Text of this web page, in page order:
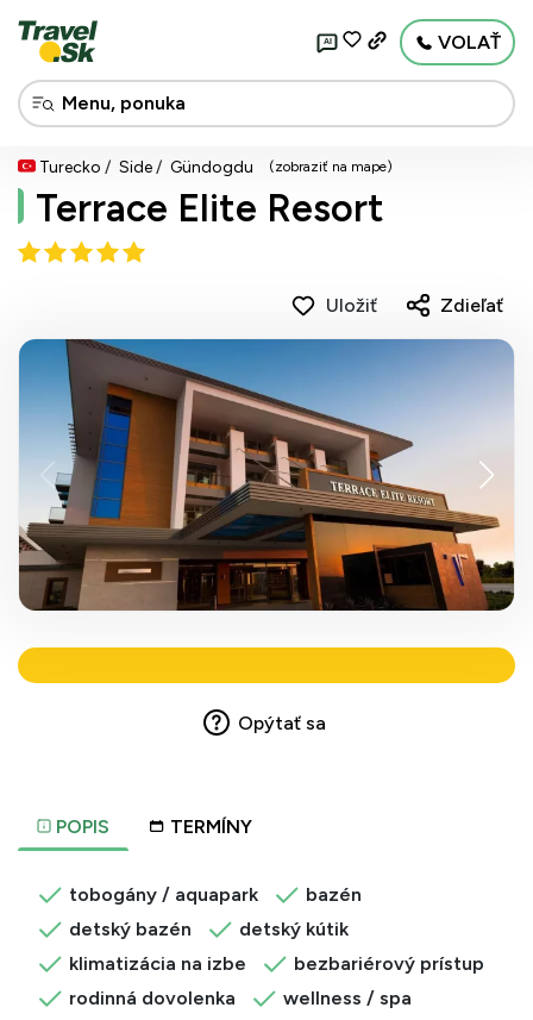
AI VOLAŤ
Turecko Side Gündogdu (zobraziť na mape)
Terrace Elite Resort
Uložiť Zdieľať
POPIS TERMÍNY
tobogány / aquapark
bazén
detský bazén
detský kútik
klimatizácia na izbe
bezbariérový prístup
rodinná dovolenka
wellness / spa
Opýtať sa